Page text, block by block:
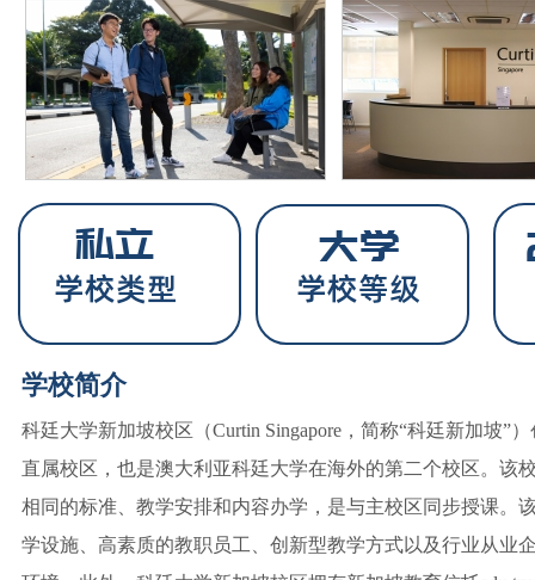
学校简介
科廷大学新加坡校区（Curtin Singapore，简称“科廷新加坡”
直属校区，也是澳大利亚科廷大学在海外的第二个校区。该
相同的标准、教学安排和内容办学，是与主校区同步授课。
学设施、高素质的教职员工、创新型教学方式以及行业从业
学校类型
私立
学校等级
大学